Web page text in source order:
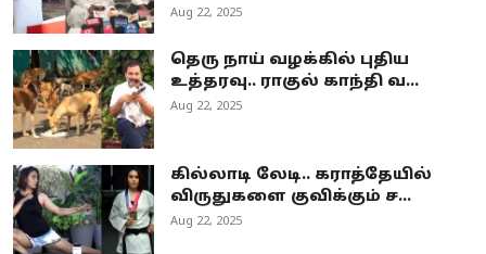
Aug 22, 2025
தெரு நாய் வழக்கில் புதிய
உத்தரவு.. ராகுல் காந்தி வ...
Aug 22, 2025
கில்லாடி லேடி.. கராத்தேயில்
விருதுகளை குவிக்கும் ச...
Aug 22, 2025